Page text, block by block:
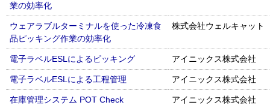
業の効率化
ウェアラブルターミナルを使った冷凍食
品ピッキング作業の効率化
株式会社ウェルキャット
電子ラベルESLによるピッキング アイニックス株式会社
電子ラベルESLによる工程管理 アイニックス株式会社
在庫管理システム POT Check アイニックス株式会社